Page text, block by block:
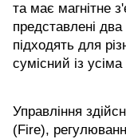
та має магнітне
представлені два
підходять для
сумісний із
Управління
(Fire),